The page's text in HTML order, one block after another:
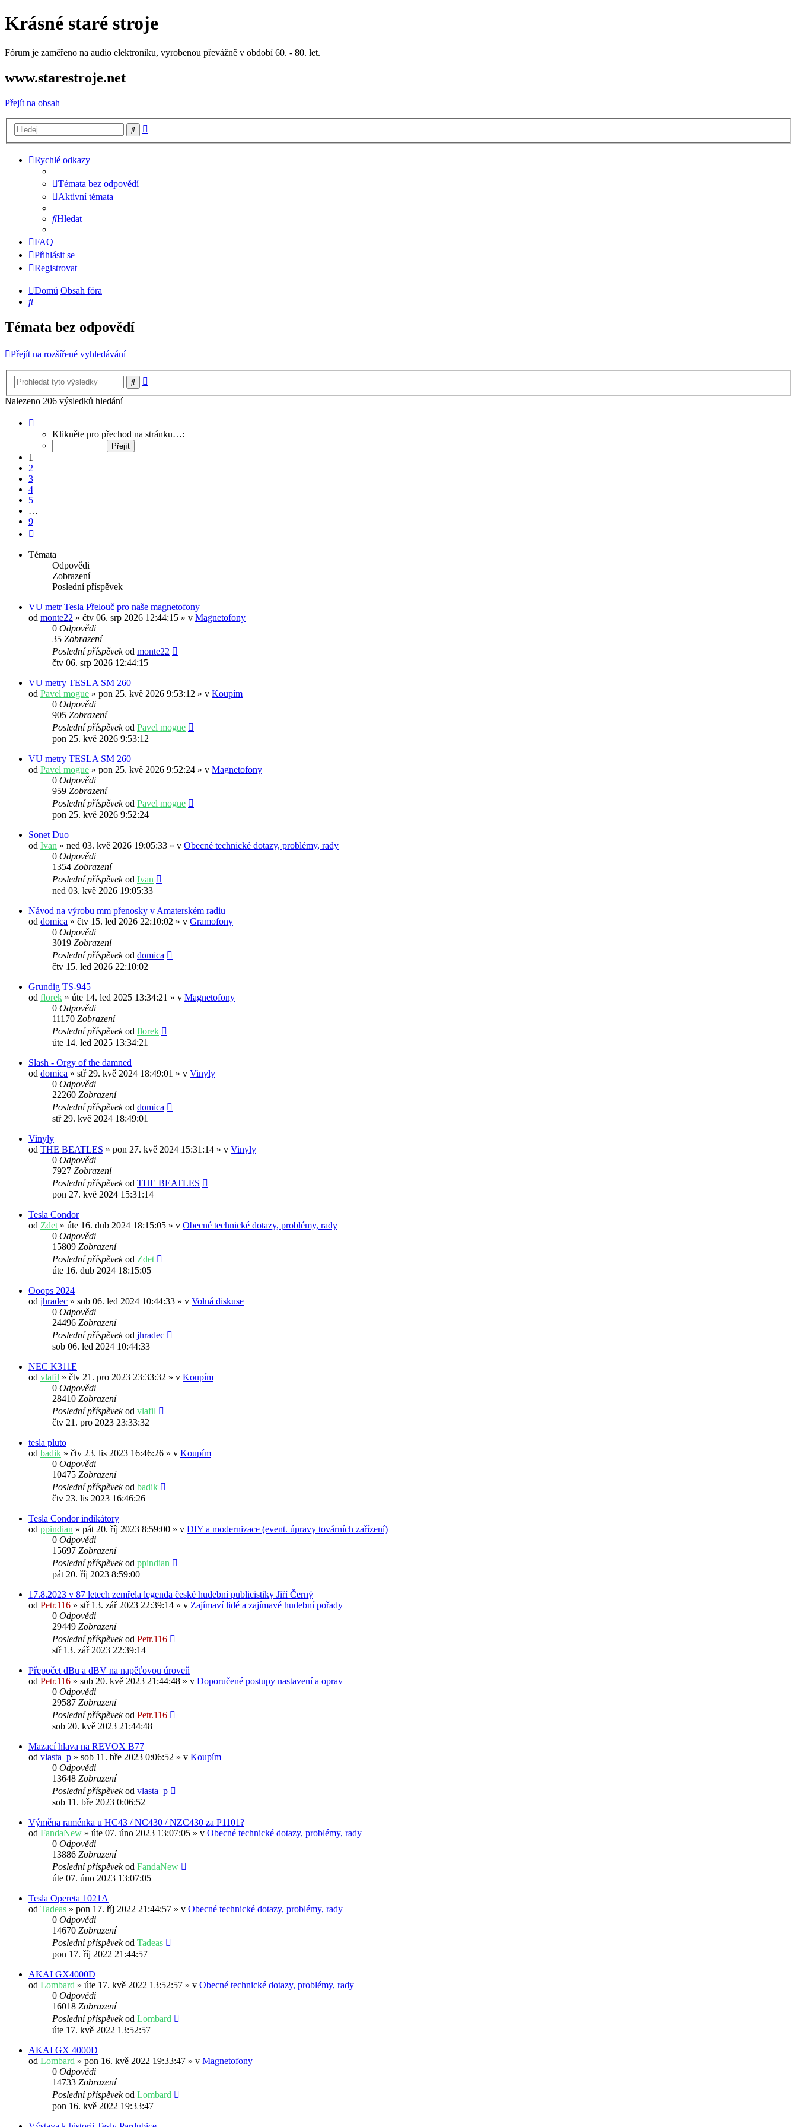
Krásné staré stroje
Fórum je zaměřeno na audio elektroniku, vyrobenou převážně v období 60. - 80. let.
www.starestroje.net
Přejít na obsah
Hledat
Rychlé odkazy
Témata bez odpovědí
Aktivní témata
Hledat
FAQ
Přihlásit se
Registrovat
Domů Obsah fóra
Hledat
Témata bez odpovědí
Přejít na rozšířené vyhledávání
Hledat
Nalezeno 206 výsledků hledání
Klikněte pro přechod na stránku…:
1
2
3
4
5
…
9
Témata
Odpovědi
Zobrazení
Poslední příspěvek
VU metr Tesla Přelouč pro naše magnetofony
od monte22 » čtv 06. srp 2026 12:44:15 » v Magnetofony
0 Odpovědi
35 Zobrazení
Poslední příspěvekod monte22
čtv 06. srp 2026 12:44:15
VU metry TESLA SM 260
od Pavel mogue » pon 25. kvě 2026 9:53:12 » v Koupím
0 Odpovědi
905 Zobrazení
Poslední příspěvekod Pavel mogue
pon 25. kvě 2026 9:53:12
VU metry TESLA SM 260
od Pavel mogue » pon 25. kvě 2026 9:52:24 » v Magnetofony
0 Odpovědi
959 Zobrazení
Poslední příspěvekod Pavel mogue
pon 25. kvě 2026 9:52:24
Sonet Duo
od Ivan » ned 03. kvě 2026 19:05:33 » v Obecné technické dotazy, problémy, rady
0 Odpovědi
1354 Zobrazení
Poslední příspěvekod Ivan
ned 03. kvě 2026 19:05:33
Návod na výrobu mm přenosky v Amaterském radiu
od domica » čtv 15. led 2026 22:10:02 » v Gramofony
0 Odpovědi
3019 Zobrazení
Poslední příspěvekod domica
čtv 15. led 2026 22:10:02
Grundig TS-945
od florek » úte 14. led 2025 13:34:21 » v Magnetofony
0 Odpovědi
11170 Zobrazení
Poslední příspěvekod florek
úte 14. led 2025 13:34:21
Slash - Orgy of the damned
od domica » stř 29. kvě 2024 18:49:01 » v Vinyly
0 Odpovědi
22260 Zobrazení
Poslední příspěvekod domica
stř 29. kvě 2024 18:49:01
Vinyly
od THE BEATLES » pon 27. kvě 2024 15:31:14 » v Vinyly
0 Odpovědi
7927 Zobrazení
Poslední příspěvekod THE BEATLES
pon 27. kvě 2024 15:31:14
Tesla Condor
od Zdet » úte 16. dub 2024 18:15:05 » v Obecné technické dotazy, problémy, rady
0 Odpovědi
15809 Zobrazení
Poslední příspěvekod Zdet
úte 16. dub 2024 18:15:05
Ooops 2024
od jhradec » sob 06. led 2024 10:44:33 » v Volná diskuse
0 Odpovědi
24496 Zobrazení
Poslední příspěvekod jhradec
sob 06. led 2024 10:44:33
NEC K311E
od vlafil » čtv 21. pro 2023 23:33:32 » v Koupím
0 Odpovědi
28410 Zobrazení
Poslední příspěvekod vlafil
čtv 21. pro 2023 23:33:32
tesla pluto
od badik » čtv 23. lis 2023 16:46:26 » v Koupím
0 Odpovědi
10475 Zobrazení
Poslední příspěvekod badik
čtv 23. lis 2023 16:46:26
Tesla Condor indikátory
od ppindian » pát 20. říj 2023 8:59:00 » v DIY a modernizace (event. úpravy továrních zařízení)
0 Odpovědi
15697 Zobrazení
Poslední příspěvekod ppindian
pát 20. říj 2023 8:59:00
17.8.2023 v 87 letech zemřela legenda české hudební publicistiky Jiří Černý
od Petr.116 » stř 13. zář 2023 22:39:14 » v Zajímaví lidé a zajímavé hudební pořady
0 Odpovědi
29449 Zobrazení
Poslední příspěvekod Petr.116
stř 13. zář 2023 22:39:14
Přepočet dBu a dBV na napěťovou úroveň
od Petr.116 » sob 20. kvě 2023 21:44:48 » v Doporučené postupy nastavení a oprav
0 Odpovědi
29587 Zobrazení
Poslední příspěvekod Petr.116
sob 20. kvě 2023 21:44:48
Mazací hlava na REVOX B77
od vlasta_p » sob 11. bře 2023 0:06:52 » v Koupím
0 Odpovědi
13648 Zobrazení
Poslední příspěvekod vlasta_p
sob 11. bře 2023 0:06:52
Výměna raménka u HC43 / NC430 / NZC430 za P1101?
od FandaNew » úte 07. úno 2023 13:07:05 » v Obecné technické dotazy, problémy, rady
0 Odpovědi
13886 Zobrazení
Poslední příspěvekod FandaNew
úte 07. úno 2023 13:07:05
Tesla Opereta 1021A
od Tadeas » pon 17. říj 2022 21:44:57 » v Obecné technické dotazy, problémy, rady
0 Odpovědi
14670 Zobrazení
Poslední příspěvekod Tadeas
pon 17. říj 2022 21:44:57
AKAI GX4000D
od Lombard » úte 17. kvě 2022 13:52:57 » v Obecné technické dotazy, problémy, rady
0 Odpovědi
16018 Zobrazení
Poslední příspěvekod Lombard
úte 17. kvě 2022 13:52:57
AKAI GX 4000D
od Lombard » pon 16. kvě 2022 19:33:47 » v Magnetofony
0 Odpovědi
14733 Zobrazení
Poslední příspěvekod Lombard
pon 16. kvě 2022 19:33:47